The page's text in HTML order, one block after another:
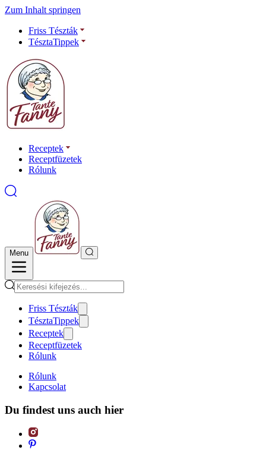
Zum Inhalt springen
Friss Tészták
TésztaTippek
Receptek
Receptfüzetek
Rólunk
Menu
Friss Tészták
TésztaTippek
Receptek
Receptfüzetek
Rólunk
Rólunk
Kapcsolat
Du findest uns auch hier